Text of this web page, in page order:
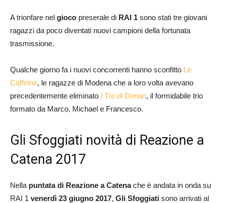
A trionfare nel gioco preserale di RAI 1 sono stati tre giovani
ragazzi da poco diventati nuovi campioni della fortunata
trasmissione.
Qualche giorno fa i nuovi concorrenti hanno sconfitto Le
Caffeine, le ragazze di Modena che a loro volta avevano
precedentemente eliminato I Tre di Denari, il formidabile trio
formato da Marco, Michael e Francesco.
Gli Sfoggiati novità di Reazione a
Catena 2017
Nella puntata di Reazione a Catenache è andata in onda su
RAI 1 venerdì 23 giugno 2017, Gli Sfoggiati sono arrivati al